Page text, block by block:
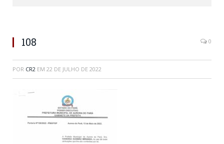
108 0
POR CR2 EM 22 DE JULHO DE 2022